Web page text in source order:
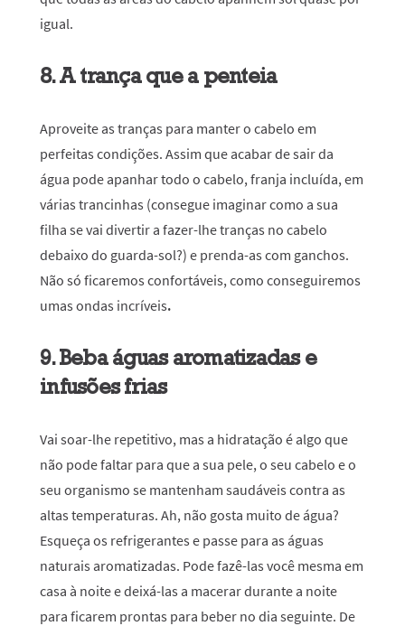
igual.
8. A trança que a penteia
Aproveite as tranças para manter o cabelo em
perfeitas condições. Assim que acabar de sair da
água pode apanhar todo o cabelo, franja incluída, em
várias trancinhas (consegue imaginar como a sua
filha se vai divertir a fazer-lhe tranças no cabelo
debaixo do guarda-sol?) e prenda-as com ganchos.
Não só ficaremos confortáveis, como conseguiremos
umas ondas incríveis.
9. Beba águas aromatizadas e
infusões frias
Vai soar-lhe repetitivo, mas a hidratação é algo que
não pode faltar para que a sua pele, o seu cabelo e o
seu organismo se mantenham saudáveis contra as
altas temperaturas. Ah, não gosta muito de água?
Esqueça os refrigerantes e passe para as águas
naturais aromatizadas. Pode fazê-las você mesma em
casa à noite e deixá-las a macerar durante a noite
para ficarem prontas para beber no dia seguinte. De